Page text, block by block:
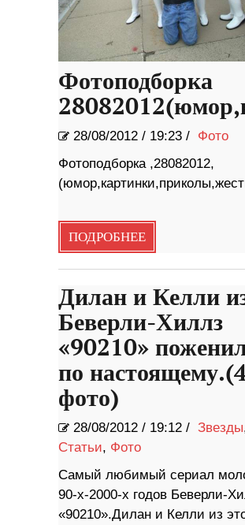
Фотоподборка
28/08/2012 / 19:23 / Фото
Фотоподборка ,28082012,
ПОДРОБНЕЕ
Дилан и Келли
Беверли-Хиллз
«90210»
по
фото)
28/08/2012 / 19:12 / Звезды
Статьи, Фото
Самый любимый сериал
90-х-2000-х годов Беверли-
«90210».Дилан и Келли из